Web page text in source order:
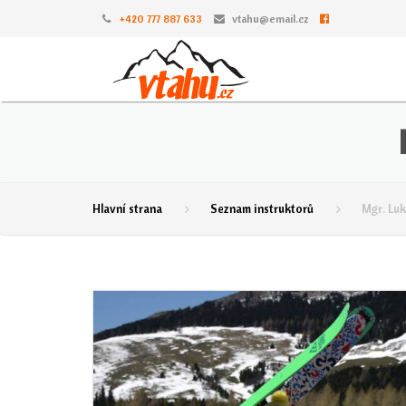
+420 777 887 633 vtahu@email.cz
Hlavní strana Seznam instruktorů Mgr.